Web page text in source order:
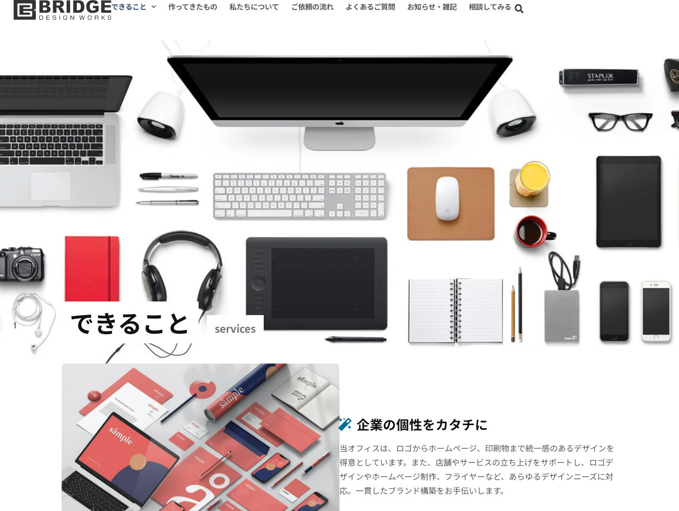
できること 作ってきたもの 私たちについて ご依頼の流れ よくあるご質問 お知らせ・雑記 相談してみる
できること services
企業の個性をカタチに
当オフィスは、ロゴからホームページ、印刷物まで統一感のあるデザインを
得意としています。また、店舗やサービスの立ち上げをサポートし、ロゴデ
ザインやホームページ制作、フライヤーなど、あらゆるデザインニーズに対
応。一貫したブランド構築をお手伝いします。